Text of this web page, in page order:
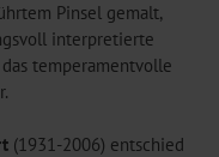
Pinsel gemalt,
interpretierte
temperamentvolle
(1931-2006) entschied